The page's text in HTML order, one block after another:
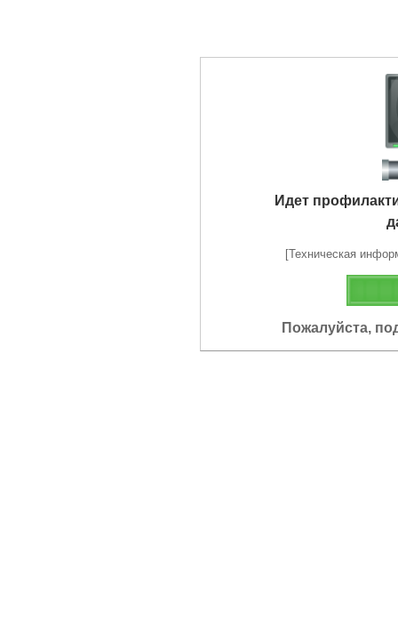
Идет
[Техническая
Пожалуйста,